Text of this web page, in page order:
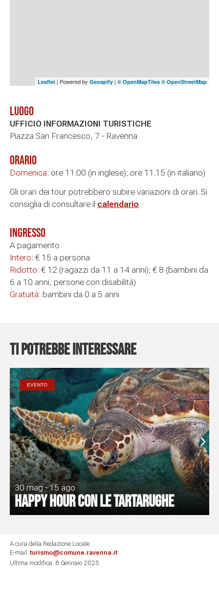
Leaflet | Powered by Geoapify | © OpenMapTiles © OpenStreetMap
Luogo
UFFICIO INFORMAZIONI TURISTICHE
Piazza San Francesco, 7 - Ravenna
Orario
Domenica: ore 11.00 (in inglese); ore 11.15 (in italiano)
Gli orari dei tour potrebbero subire variazioni di orari. Si
consiglia di consultare il calendario.
Ingresso
A pagamento
Intero: € 15 a persona
Ridotto: € 12 (ragazzi da 11 a 14 anni); € 8 (bambini da
6 a 10 anni, persone con disabilità)
Gratuità: bambini da 0 a 5 anni
Ti potrebbe interessare
EVENTO
30 mag - 15 ago
Happy Hour con le tartarughe
A cura della Redazione Locale
E-mail: turismo@comune.ravenna.it
Ultima modifica: 8 Gennaio 2025